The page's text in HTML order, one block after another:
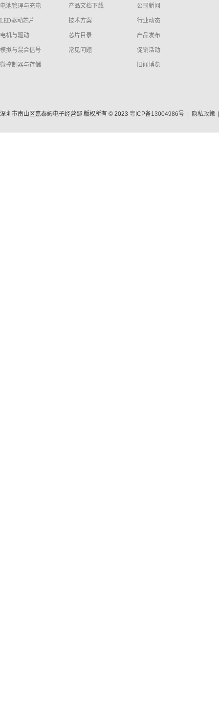
电池管理与充电
LED驱动芯片
电机与驱动
模拟与混合信号
微控制器与存储
产品文档下载
技术方案
芯片目录
常见问题
公司新闻
行业动态
产品发布
促销活动
旧闻博览
深圳市南山区嘉泰姆电子经营部 版权所有 © 2023 粤ICP备13004986号 隐私政策